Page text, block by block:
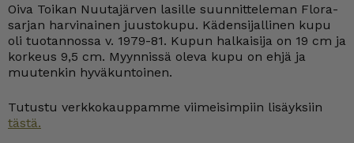
määrä
Oiva Toikan Nuutajärven lasille suunnitteleman Flora-
sarjan harvinainen juustokupu. Kädensijallinen kupu
oli tuotannossa v. 1979-81. Kupun halkaisija on 19 cm ja
korkeus 9,5 cm. Myynnissä oleva kupu on ehjä ja
muutenkin hyväkuntoinen.
Tutustu verkkokauppamme viimeisimpiin lisäyksiin
tästä.